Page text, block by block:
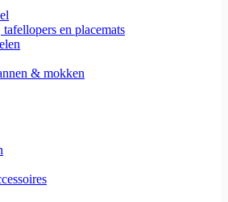
en placemats
& mokken